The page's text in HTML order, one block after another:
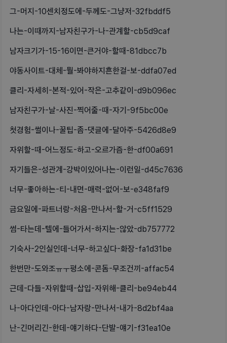
그-머지-10센치정도에-두께도-그냥저-32fbddf5
나는-이때까지-남자친구가-나-관계할-cb5d9caf
남자크기가-15-16이면-큰거야-할때-81dbcc7b
야동사이트-대체-뭘-봐야하지흔한걸-보-ddfa07ed
클리-자세히-본적-있어-작은-고추같이-d9b096ec
남자친구가-날-사진-찍어줄-때-자기-9f5bc00e
첫경험-썰이나-꿀팁-좀-댓글에-달아주-5426d8e9
자위할-때-어느정도-하고-오르가즘-한-df00a691
자기들은-성관계-강박이있어나는-이런일-d45c7636
너무-좋아하는-티-내면-매력-없어-보-e348faf9
금요일에-파트너랑-처음-만나서-할-거-c5ff1529
썸-타는데-텔에-들어가서-하지는-않았-db757772
기숙사-2인실인데-너무-하고싶다-화장-fa1d31be
한번만-도와조ㅠㅜ평소에-콘돔-무조건끼-affac54
근데-다들-자위할때-삽입-자위해-클리-be94eb44
나-아다인데-아다-남자랑-만나서-내가-8d2bf4aa
난-긴머리긴-한데-얘기하다-단발-얘기-f31ea10e